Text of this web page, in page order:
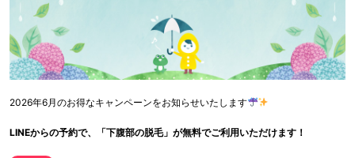
2026年6月のお得なキャンペーンをお知らせいたします
LINEからの予約で、「下腹部の脱毛」が無料でご利用いただけます！